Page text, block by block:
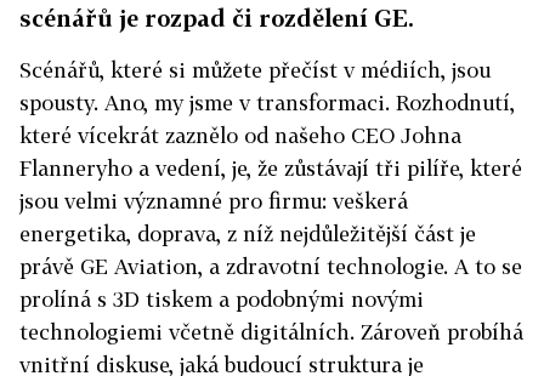
scénářů je rozpad či rozdělení GE.
Scénářů, které si můžete přečíst v médiích, jsou
spousty. Ano, my jsme v transformaci. Rozhodnutí,
které vícekrát zaznělo od našeho CEO Johna
Flanneryho a vedení, je, že zůstávají tři pilíře, které
jsou velmi významné pro firmu: veškerá
energetika, doprava, z níž nejdůležitější část je
právě GE Aviation, a zdravotní technologie. A to se
prolíná s 3D tiskem a podobnými novými
technologiemi včetně digitálních. Zároveň probíhá
vnitřní diskuse, jaká budoucí struktura je